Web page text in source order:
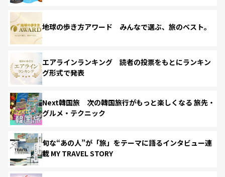
地球の歩き方アワード みんなで選ぶ、旅のベスト。
エアラインランキング 読者の投票をもとにランキン
グ形式で発表
Next韓国旅 次の韓国旅行がもっと楽しくなる 旅先・
グルメ・テクニック
旬な“あの人”が「旅」をテーマに語るインタビュー連
載 MY TRAVEL STORY